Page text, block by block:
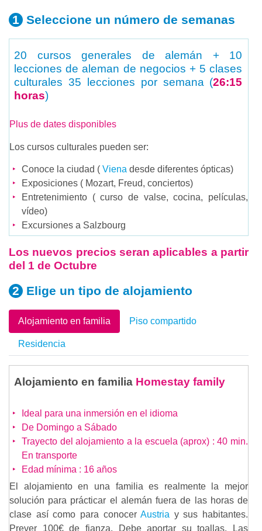
Seleccione un número de semanas
20 cursos generales de alemán + 10
lecciones de aleman de negocios + 5 clases
culturales 35 lecciones por semana (26:15
horas)
Plus de dates disponibles
Los cursos culturales pueden ser:
Conoce la ciudad ( Viena desde diferentes ópticas)
Exposiciones ( Mozart, Freud, conciertos)
Entretenimiento ( curso de valse, cocina, películas,
vídeo)
Excursiones a Salzbourg
Los nuevos precios seran aplicables a partir
del 1 de Octubre
Elige un tipo de alojamiento
Alojamiento en familia Piso compartido
Residencia
Alojamiento en familia Homestay family
Ideal para una inmersión en el idioma
De Domingo a Sábado
Trayecto del alojamiento a la escuela (aprox) : 40 min.
En transporte
Edad mínima : 16 años
El alojamiento en una familia es realmente la mejor
solución para prácticar el alemán fuera de las horas de
clase así como para conocerAustria y sus habitantes.
Prever 100€ de fianza. Debe aportar su toallas. Las